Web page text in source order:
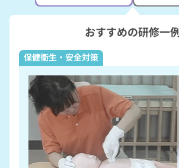
おすすめの研修一例
保健衛生・安全対策